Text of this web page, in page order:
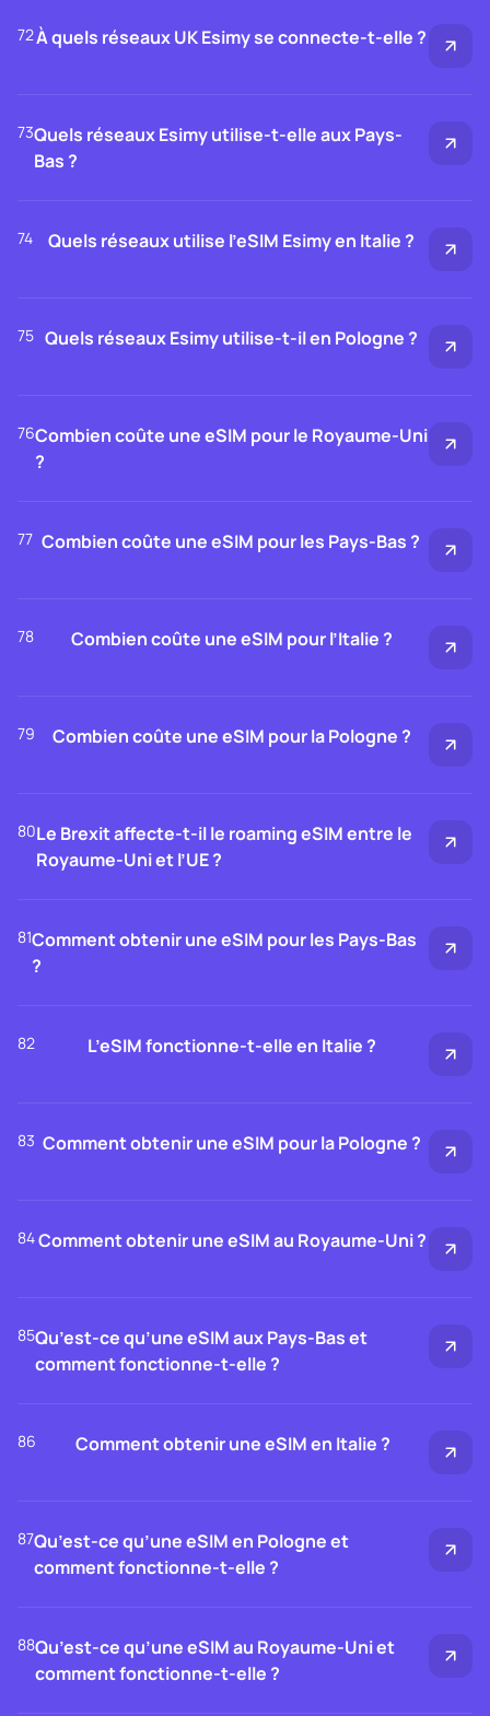
72À quels réseaux UK Esimy se connecte-t-elle ?
73Quels réseaux Esimy utilise-t-elle aux Pays-
Bas ?
74 Quels réseaux utilise l’eSIM Esimy en Italie ?
75 Quels réseaux Esimy utilise-t-il en Pologne ?
76Combien coûte une eSIM pour le Royaume-Uni
?
77 Combien coûte une eSIM pour les Pays-Bas ?
78 Combien coûte une eSIM pour l’Italie ?
79 Combien coûte une eSIM pour la Pologne ?
80Le Brexit affecte-t-il le roaming eSIM entre le
Royaume-Uni et l’UE ?
81Comment obtenir une eSIM pour les Pays-Bas
?
82 L’eSIM fonctionne-t-elle en Italie ?
83 Comment obtenir une eSIM pour la Pologne ?
84Comment obtenir une eSIM au Royaume-Uni ?
85Qu’est-ce qu’une eSIM aux Pays-Bas et
comment fonctionne-t-elle ?
86 Comment obtenir une eSIM en Italie ?
87Qu’est-ce qu’une eSIM en Pologne et
comment fonctionne-t-elle ?
88Qu’est-ce qu’une eSIM au Royaume-Uni et
comment fonctionne-t-elle ?